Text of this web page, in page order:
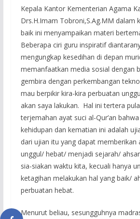
Kepala Kantor Kementerian Agama
Drs.H.Imam Tobroni,S.Ag.MM dalam
baik ini menyampaikan materi
Beberapa ciri guru inspiratif
mengungkap kesedihan di depan
memanfaatkan media sosial dengan
gembira dengan perkembangan
mau berpikir kira-kira perbuatan
akan saya lakukan. Hal ini tertera
terjemahan ayat suci al-Qur’an
kehidupan dan kematian ini adalah
dari ujian itu yang dapat memberikan
unggul/ hebat/ menjadi sejarah/
sia-siakan waktu kita, kecuali hanya
ketagihan melakukan hal yang baik/
perbuatan hebat.
Menurut beliau, sesungguhnya